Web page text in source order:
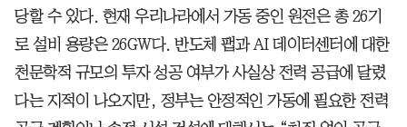
당할 수 있다. 현재 우리나라에서 가동 중인 원전은 총 26기
로 설비 용량은 26GW다. 반도체 팹과 AI 데이터센터에 대한
천문학적 규모의 투자 성공 여부가 사실상 전력 공급에 달렸
다는 지적이 나오지만, 정부는 안정적인 가동에 필요한 전력